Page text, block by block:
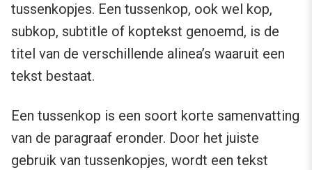
tussenkopjes. Een tussenkop, ook wel kop,
subkop, subtitle of koptekst genoemd, is de
titel van de verschillende alinea’s waaruit een
tekst bestaat.
Een tussenkop is een soort korte samenvatting
van de paragraaf eronder. Door het juiste
gebruik van tussenkopjes, wordt een tekst